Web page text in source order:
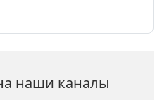
наши каналы